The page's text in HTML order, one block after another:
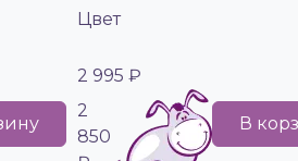
Цвет
2 995 ₽
2
850
В